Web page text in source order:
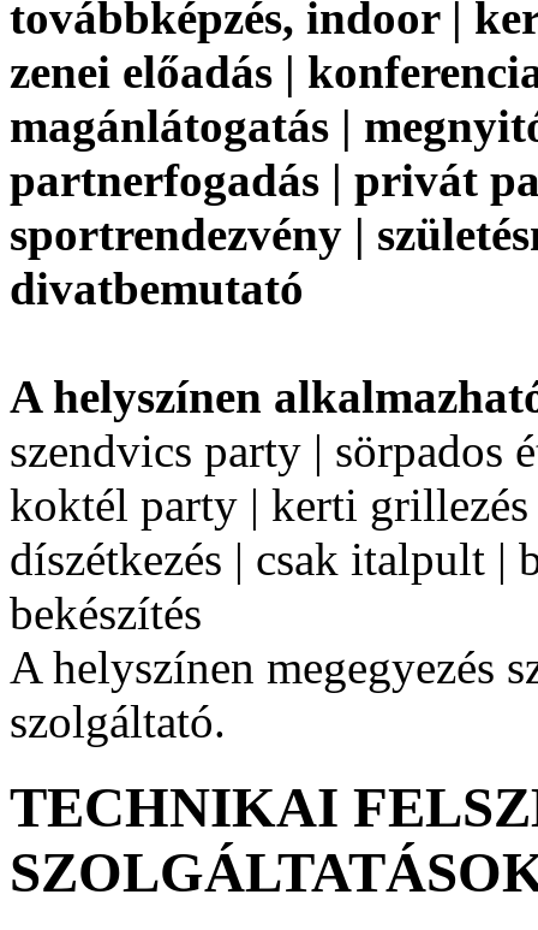
továbbképzés, indoor |
zenei előadás |
magánlátogatás |
partnerfogadás | privát
sportrendezvény |
divatbemutató
A helyszínen
szendvics party | sörpados
koktél party | kerti grillezés
díszétkezés | csak italpult |
bekészítés
A helyszínen megegyezés
szolgáltató.
TECHNIKAI